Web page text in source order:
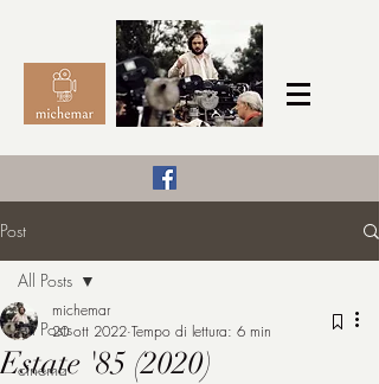
michemar
Post
All Posts
cinema
All Posts
Estate '85 (2020)
michemar
20 ott 2022 Tempo di lettura: 6 min